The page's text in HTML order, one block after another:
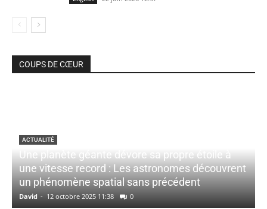
COUPS DE CŒUR
ACTUALITÉ
Une planète géante dévore sa propre étoile à
une vitesse record : Les astronomes découvrent
un phénomène spatial sans précédent
David - 12 octobre 2025 11:38 0